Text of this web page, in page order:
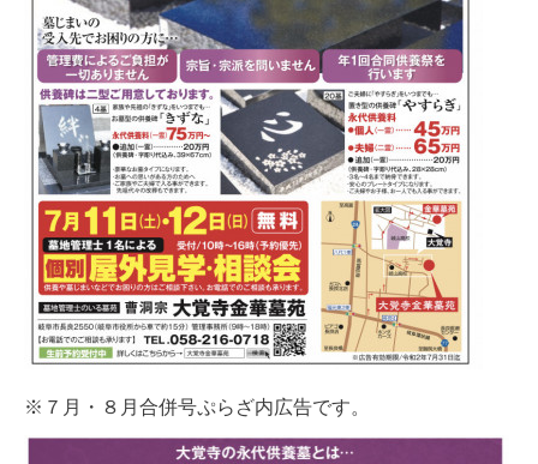
※７月・８月合併号ぷらざ内広告です。